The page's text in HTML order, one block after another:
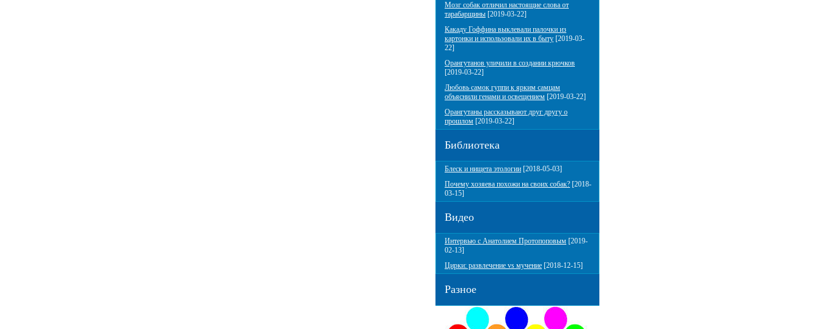
Мозг собак отличил настоящие слова от
тарабарщины [2019-03-22]
Какаду Гоффина выклевали палочки из
картонки и использовали их в быту [2019-03-
22]
Орангутанов уличили в создании крючков
[2019-03-22]
Любовь самок гуппи к ярким самцам
объяснили генами и освещением [2019-03-22]
Орангутаны рассказывают друг другу о
прошлом [2019-03-22]
Библиотека
Блеск и нищета этологии [2018-05-03]
Почему хозяева похожи на своих собак? [2018-
03-15]
Видео
Интервью с Анатолием Протопоповым [2019-
02-13]
Цирки: развлечение vs мучение [2018-12-15]
Разное